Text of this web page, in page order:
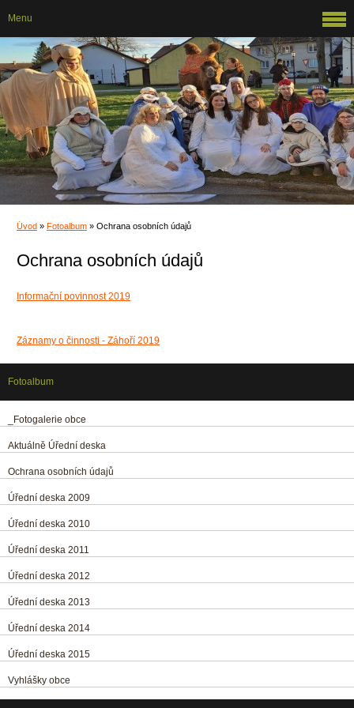
Úvod » Fotoalbum » Ochrana osobních údajů
Ochrana osobních údajů
Informační povinnost 2019
Záznamy o činnosti - Záhoří 2019
Menu
Fotoalbum
_Fotogalerie obce
Aktuálně Úřední deska
Ochrana osobních údajů
Úřední deska 2009
Úřední deska 2010
Úřední deska 2011
Úřední deska 2012
Úřední deska 2013
Úřední deska 2014
Úřední deska 2015
Vyhlášky obce